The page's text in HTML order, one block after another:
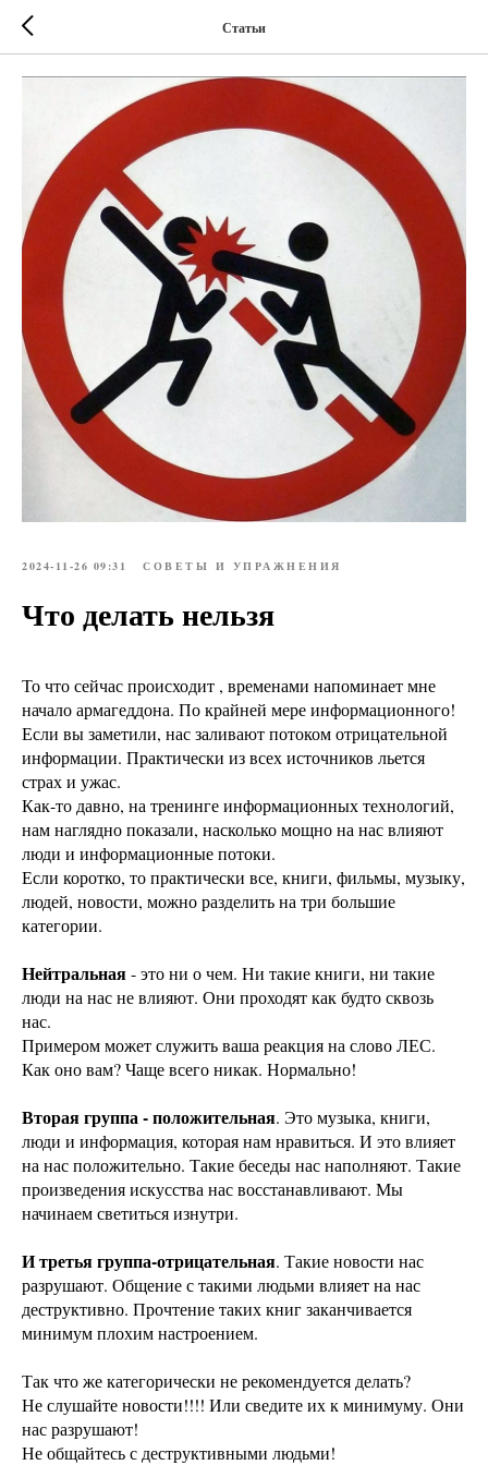
Статьи
2024-11-26 09:31 СОВЕТЫ И УПРАЖНЕНИЯ
Что делать нельзя
То что сейчас происходит , временами напоминает мне
начало армагеддона. По крайней мере информационного!
Если вы заметили, нас заливают потоком отрицательной
информации. Практически из всех источников льется
страх и ужас.
Как-то давно, на тренинге информационных технологий,
нам наглядно показали, насколько мощно на нас влияют
люди и информационные потоки.
Если коротко, то практически все, книги, фильмы, музыку,
людей, новости, можно разделить на три большие
категории.
Нейтральная- это ни о чем. Ни такие книги, ни такие
люди на нас не влияют. Они проходят как будто сквозь
нас.
Примером может служить ваша реакция на слово ЛЕС.
Как оно вам? Чаще всего никак. Нормально!
Вторая группа - положительная. Это музыка, книги,
люди и информация, которая нам нравиться. И это влияет
на нас положительно. Такие беседы нас наполняют. Такие
произведения искусства нас восстанавливают. Мы
начинаем светиться изнутри.
И третья группа-отрицательная. Такие новости нас
разрушают. Общение с такими людьми влияет на нас
деструктивно. Прочтение таких книг заканчивается
минимум плохим настроением.
Так что же категорически не рекомендуется делать?
Не слушайте новости!!!! Или сведите их к минимуму. Они
нас разрушают!
Не общайтесь с деструктивными людьми!